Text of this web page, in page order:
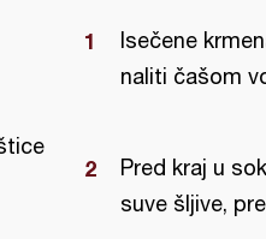
Isečene
naliti čašom
Pred kraj u
suve šljive,